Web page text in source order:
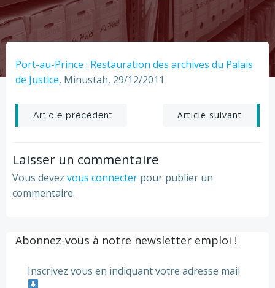
Port-au-Prince : Restauration des archives du Palais
de Justice, Minustah, 29/12/2011
Post
navigation
Article précédent
Post
navigation
Article suivant
Laisser un commentaire
Vous devez vous connecter pour publier un
commentaire.
Abonnez-vous à notre newsletter emploi !
Inscrivez vous en indiquant votre adresse mail